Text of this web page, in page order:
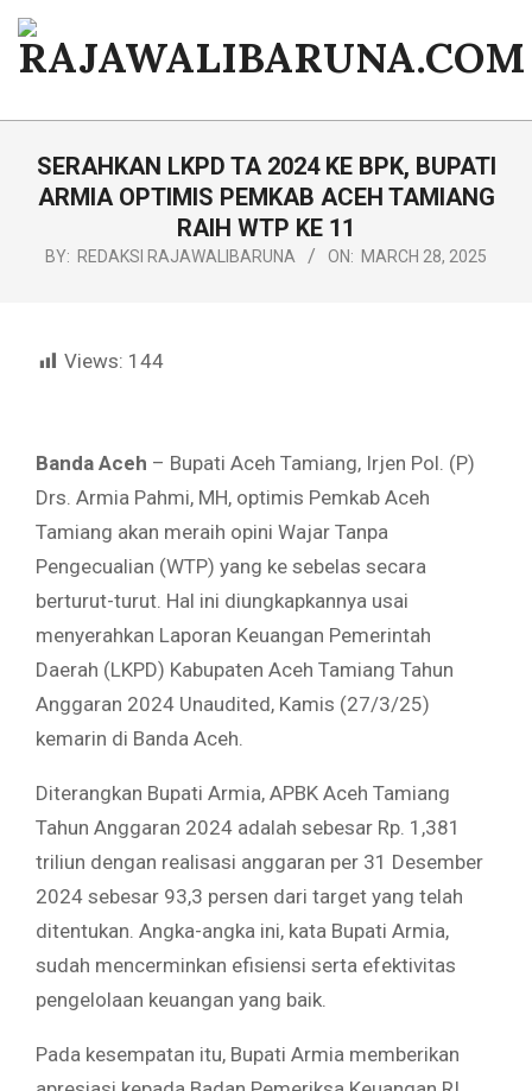
Skip
content
Primary
MenuSERAHKAN LKPD TA 2024 KE BPK, BUPATI
ARMIA OPTIMIS PEMKAB ACEH TAMIANG
RAIH WTP KE 11
BY: REDAKSI RAJAWALIBARUNA ON: MARCH 28, 2025
Views: 144
Banda Aceh – Bupati Aceh Tamiang, Irjen Pol. (P)
Drs. Armia Pahmi, MH, optimis Pemkab Aceh
Tamiang akan meraih opini Wajar Tanpa
Pengecualian (WTP) yang ke sebelas secara
berturut-turut. Hal ini diungkapkannya usai
menyerahkan Laporan Keuangan Pemerintah
Daerah (LKPD) Kabupaten Aceh Tamiang Tahun
Anggaran 2024 Unaudited, Kamis (27/3/25)
kemarin di Banda Aceh.
Diterangkan Bupati Armia, APBK Aceh Tamiang
Tahun Anggaran 2024 adalah sebesar Rp. 1,381
triliun dengan realisasi anggaran per 31 Desember
2024 sebesar 93,3 persen dari target yang telah
ditentukan. Angka-angka ini, kata Bupati Armia,
sudah mencerminkan efisiensi serta efektivitas
pengelolaan keuangan yang baik.
Pada kesempatan itu, Bupati Armia memberikan